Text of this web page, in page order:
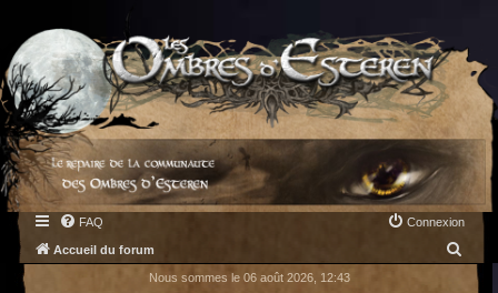
FAQ Connexion
Accueil du forum
Nous sommes le 06 août 2026, 12:43